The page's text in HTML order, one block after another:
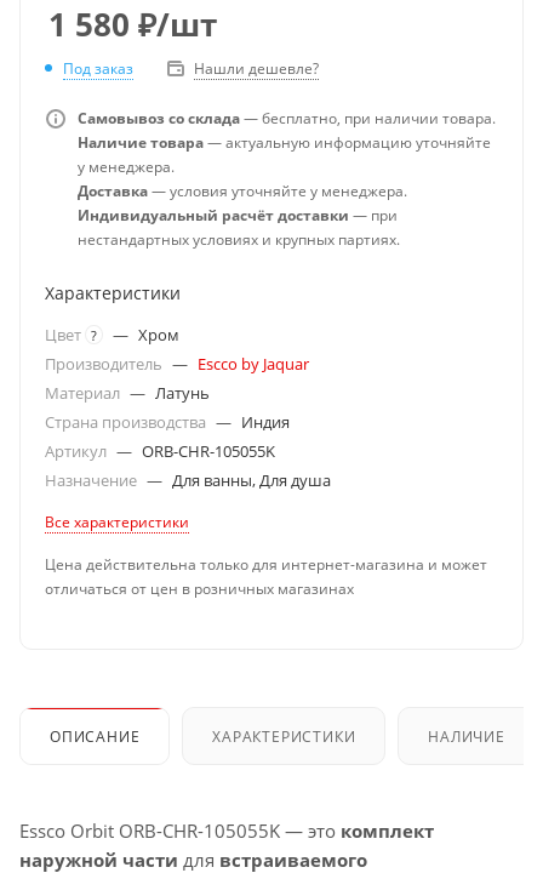
1 580 ₽/шт
Под заказ Нашли дешевле?
Самовывоз со склада— бесплатно, при наличии товара.
Наличие товара— актуальную информацию уточняйте
у менеджера.
Доставка— условия уточняйте у менеджера.
Индивидуальный расчёт доставки — при
нестандартных условиях и крупных партиях.
Характеристики
Цвет ? — Хром
Производитель — Escco by Jaquar
Материал — Латунь
Страна производства — Индия
Артикул — ORB-CHR-105055K
Назначение — Для ванны, Для душа
Все характеристики
Цена действительна только для интернет-магазина и может
отличаться от цен в розничных магазинах
ОПИСАНИЕ ХАРАКТЕРИСТИКИ НАЛИЧИЕ
Essco Orbit ORB-CHR-105055K — это комплект
наружной части для встраиваемого